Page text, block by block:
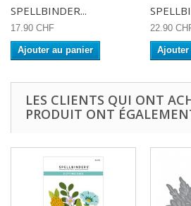
SPELLBINDER...
17.90 CHF
Ajouter au panier
22.90
Ajouter
LES CLIENTS QUI ONT
PRODUIT ONT